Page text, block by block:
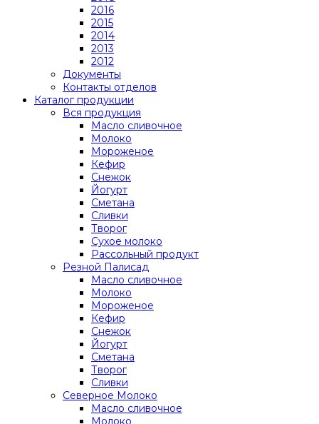
2016
2015
2014
2013
2012
Документы
Контакты отделов
Каталог продукции
Вся продукция
Масло сливочное
Молоко
Мороженое
Кефир
Снежок
Йогурт
Сметана
Сливки
Творог
Сухое молоко
Рассольный продукт
Резной Палисад
Масло сливочное
Молоко
Мороженое
Кефир
Снежок
Йогурт
Сметана
Творог
Сливки
Северное Молоко
Масло сливочное
Молоко